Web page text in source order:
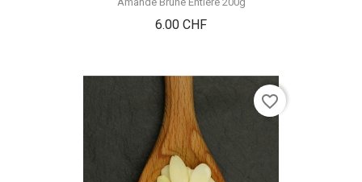
6.00 CHFPrix
favorite_border